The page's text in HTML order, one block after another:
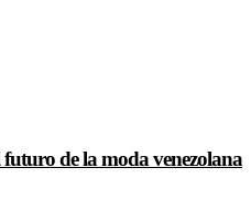
de la moda venezolana